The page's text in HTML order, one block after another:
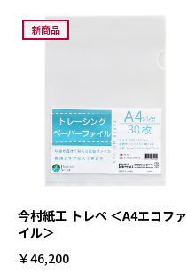
新商品
今村紙工 トレペ ＜A4エコファ
イル＞
￥46,200